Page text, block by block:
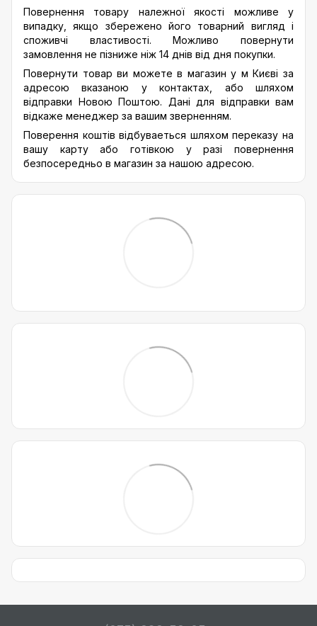
Повернення товару належної якості можливе у
випадку, якщо збережено його товарний вигляд і
споживчі властивості. Можливо повернути
замовлення не пізниже ніж 14 днів від дня покупки.
Повернути товар ви можете в магазин у м Києві за
адресою вказаною у контактах, або шляхом
відправки Новою Поштою. Дані для відправки вам
відкаже менеджер за вашим зверненням.
Поверення коштів відбуваеться шляхом переказу на
вашу карту або готівкою у разі повернення
безпосередньо в магазин за нашою адресою.